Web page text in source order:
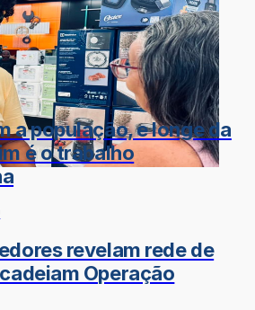
a população, e longe da
é o trabalho
revelam rede de
Operação